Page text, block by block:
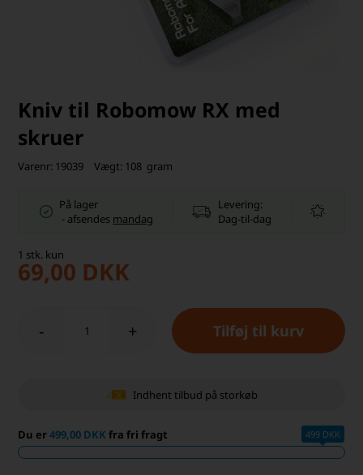
Kniv til Robomow RX med
skruer
Varenr: 19039 Vægt: 108 gram
På lager
- afsendes mandag
Levering:
Dag-til-dag
1 stk. kun
69,00 DKK
- +
Indhent tilbud på storkøb
Du er499,00 DKK fra fri fragt 499 DKK